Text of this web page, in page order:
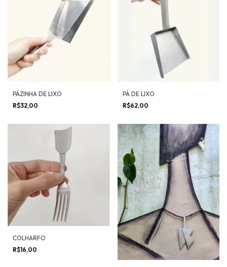
PÁZINHA DE LIXO
R$32,00
PÁ DE LIXO
R$62,00
COLHARFO
R$16,00